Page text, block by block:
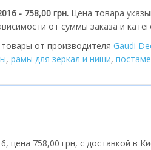
- 758,00 грн. Цена товара
от суммы заказа и
от производителя Gaudi
, рамы для зеркал и ниши,
цена 758,00 грн, с доставкой в